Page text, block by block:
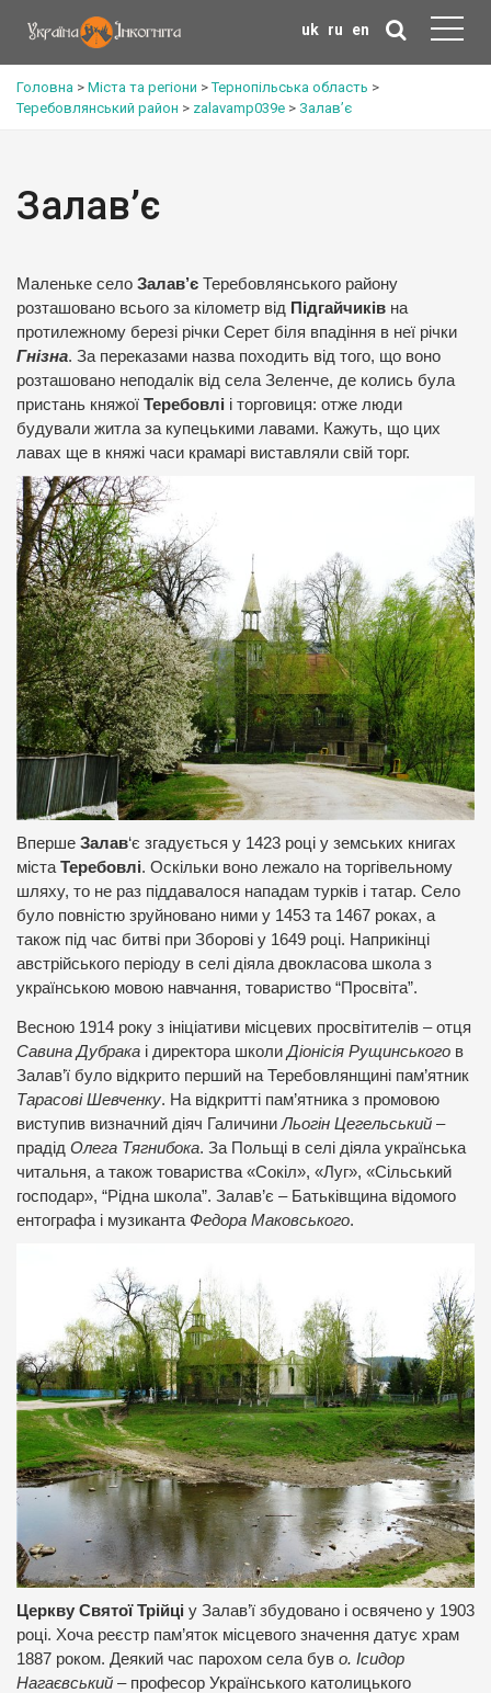
uk ru en
Головна > Міста та регіони >Тернопільська область >
Теребовлянський район > zalavamp039e > Залав’є
Залав’є
Маленьке село Залав’є Теребовлянського району
розташовано всього за кілометр від Підгайчиків на
протилежному березі річки Серет біля впадіння в неї річки
Гнізна. За переказами назва походить від того, що воно
розташовано неподалік від села Зеленче, де колись була
пристань княжої Теребовлі і торговиця: отже люди
будували житла за купецькими лавами. Кажуть, що цих
лавах ще в княжі часи крамарі виставляли свій торг.
Вперше Залав‘є згадується у 1423 році у земських книгах
міста Теребовлі. Оскільки воно лежало на торгівельному
шляху, то не раз піддавалося нападам турків і татар. Село
було повністю зруйновано ними у 1453 та 1467 роках, а
також під час битві при Зборові у 1649 році. Наприкінці
австрійського періоду в селі діяла двокласова школа з
українською мовою навчання, товариство “Просвіта”.
Весною 1914 року з ініціативи місцевих просвітителів – отця
Савина Дубрака і директора школи Діонісія Рущинського в
Залав’ї було відкрито перший на Теребовлянщині пам’ятник
Тарасові Шевченку. На відкритті пам’ятника з промовою
виступив визначний діяч Галичини Льогін Цегельський –
прадід Олега Тягнибока. За Польщі в селі діяла українська
читальня, а також товариства «Сокіл», «Луг», «Сільський
господар», “Рідна школа”. Залав’є – Батьківщина відомого
ентографа і музиканта Федора Маковського.
Церкву Святої Трійці у Залав’ї збудовано і освячено у 1903
році. Хоча реєстр пам’яток місцевого значення датує храм
1887 роком. Деякий час парохом села був о. Ісидор
Нагаєвський – професор Українського католицького